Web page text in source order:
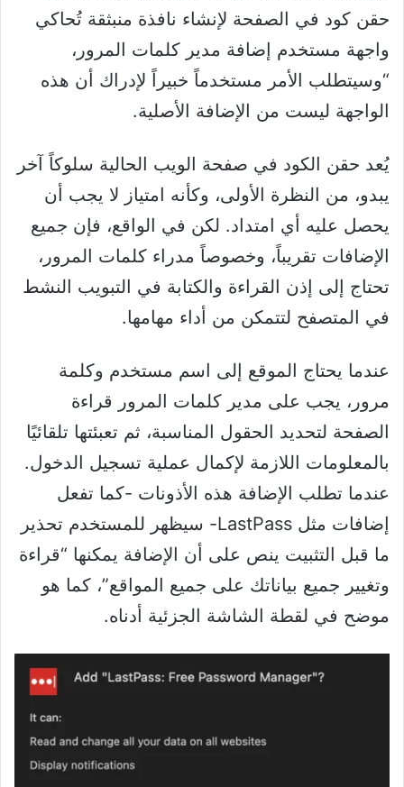
حقن كود في الصفحة لإنشاء نافذة منبثقة تُحاكي
واجهة مستخدم إضافة مدير كلمات المرور،
“وسيتطلب الأمر مستخدماً خبيراً لإدراك أن هذه
الواجهة ليست من الإضافة الأصلية.
يُعد حقن الكود في صفحة الويب الحالية سلوكاً آخر
يبدو، من النظرة الأولى، وكأنه امتياز لا يجب أن
يحصل عليه أي امتداد. لكن في الواقع، فإن جميع
الإضافات تقريباً، وخصوصاً مدراء كلمات المرور،
تحتاج إلى إذن القراءة والكتابة في التبويب النشط
في المتصفح لتتمكن من أداء مهامها.
عندما يحتاج الموقع إلى اسم مستخدم وكلمة
مرور، يجب على مدير كلمات المرور قراءة
الصفحة لتحديد الحقول المناسبة، ثم تعبئتها تلقائيًا
بالمعلومات اللازمة لإكمال عملية تسجيل الدخول.
عندما تطلب الإضافة هذه الأذونات -كما تفعل
إضافات مثل LastPass- سيظهر للمستخدم تحذير
ما قبل التثبيت ينص على أن الإضافة يمكنها “قراءة
وتغيير جميع بياناتك على جميع المواقع”، كما هو
موضح في لقطة الشاشة الجزئية أدناه.